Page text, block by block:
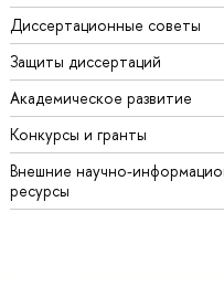
Диссертационные советы
Защиты диссертаций
Академическое развитие
Конкурсы и гранты
Внешние научно-
ресурсы